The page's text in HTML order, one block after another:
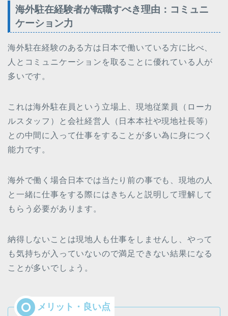
海外駐在経験者が転職すべき理由：コミュニ
ケーション力
海外駐在経験のある方は日本で働いている方に比べ、
人とコミュニケーションを取ることに優れている人が
多いです。
これは海外駐在員という立場上、現地従業員（ローカ
ルスタッフ）と会社経営人（日本本社や現地社長等）
との中間に入って仕事をすることが多い為に身につく
能力です。
海外で働く場合日本では当たり前の事でも、現地の人
と一緒に仕事をする際にはきちんと説明して理解して
もらう必要があります。
納得しないことは現地人も仕事をしませんし、やって
も気持ちが入っていないので満足できない結果になる
ことが多いでしょう。